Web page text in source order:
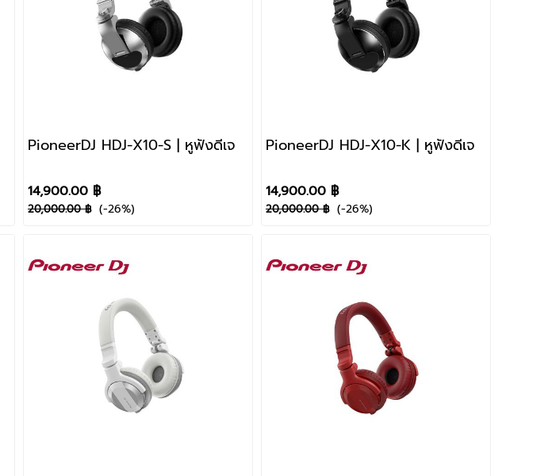
PioneerDJ HDJ-X10-S | หูฟังดีเจ
14,900.00 ฿
20,000.00 ฿ (-26%)
PioneerDJ HDJ-X10-K | หูฟังดีเจ
14,900.00 ฿
20,000.00 ฿ (-26%)